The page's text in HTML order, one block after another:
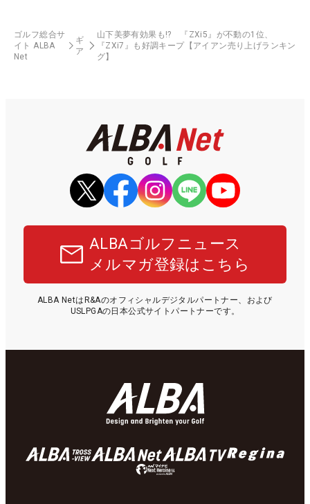
ゴルフ総合サ
イト ALBA
Net
ギ
ア
山下美夢有効果も!? 『ZXi5』が不動の1位、
『ZXi7』も好調キープ【アイアン売り上げランキン
グ】
ALBAゴルフニュース
メルマガ登録はこちら
ALBA NetはR&Aのオフィシャルデジタルパートナー、および
USLPGAの日本公式サイトパートナーです。